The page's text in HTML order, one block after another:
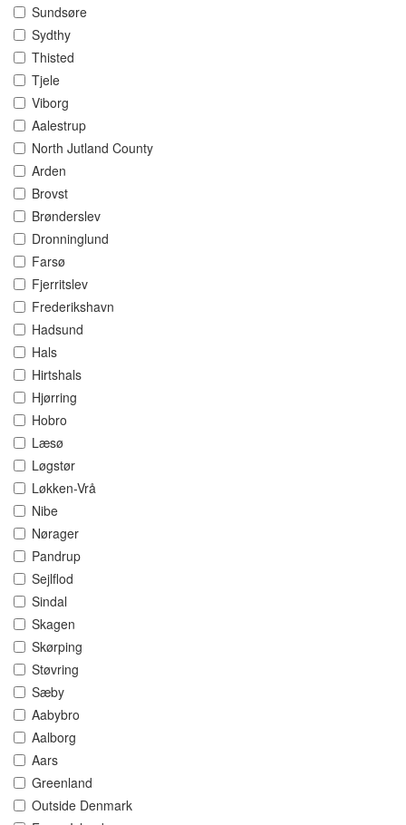
Sundsøre
Sydthy
Thisted
Tjele
Viborg
Aalestrup
North Jutland County
Arden
Brovst
Brønderslev
Dronninglund
Farsø
Fjerritslev
Frederikshavn
Hadsund
Hals
Hirtshals
Hjørring
Hobro
Læsø
Løgstør
Løkken-Vrå
Nibe
Nørager
Pandrup
Sejlflod
Sindal
Skagen
Skørping
Støvring
Sæby
Aabybro
Aalborg
Aars
Greenland
Outside Denmark